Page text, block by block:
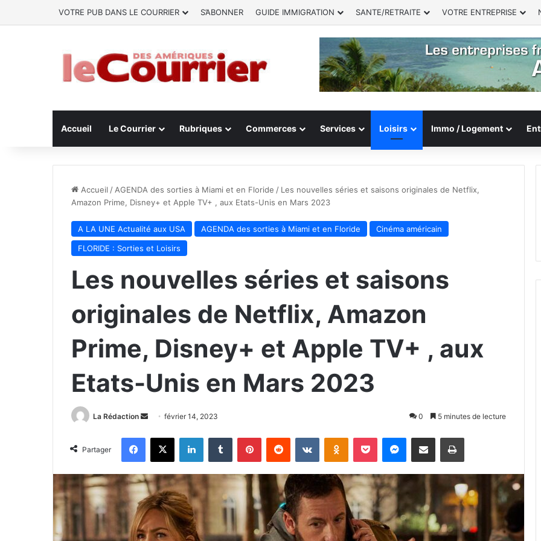
VOTRE PUB DANS LE COURRIER S’ABONNER GUIDE IMMIGRATION SANTE/RETRAITE VOTRE ENTREPRISE
Accueil Le Courrier Rubriques Commerces Services Loisirs Immo / Logement
Accueil / AGENDA des sorties à Miami et en Floride / Les nouvelles séries et saisons originales de Netflix,
Amazon Prime, Disney+ et Apple TV+ , aux Etats-Unis en Mars 2023
A LA UNE Actualité aux USA AGENDA des sorties à Miami et en Floride
Cinéma américain
FLORIDE : Sorties et Loisirs
Les nouvelles séries et saisons
originales de Netflix, Amazon
Prime, Disney+ et Apple TV+ , aux
Etats-Unis en Mars 2023
La Rédaction
o
y
e
r
u
n
février 14, 2023 0 5 minutes de lecture
Partager